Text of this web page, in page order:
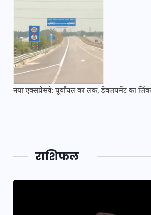
नया एक्सप्रेसवे: पूर्वांचल का लक, डेवलपमेंट का लिंक
राशिफल